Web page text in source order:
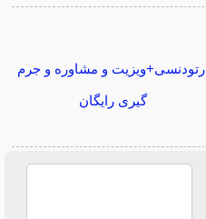
ارتودنسی+ویزیت و مشاوره و جرم
گیری رایگان